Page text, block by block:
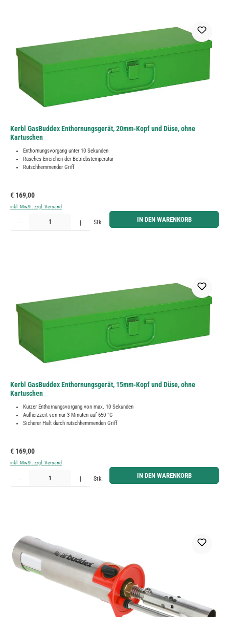
Kerbl GasBuddex Enthornungsgerät, 20mm-Kopf und Düse, ohne
Kartuschen
Enthornungsvorgang unter 10 Sekunden
Rasches Erreichen der Betriebstemperatur
Rutschhemmender Griff
Regulärer Preis:
€ 169,00
inkl. MwSt. zzgl. Versand
Produkt Anzahl: Gib den gewünschten Wert ein oder benutze die Schaltflächen um die Anzahl zu
Stk. IN DEN WARENKORB
Kerbl GasBuddex Enthornungsgerät, 15mm-Kopf und Düse, ohne
Kartuschen
Kurzer Enthornungsvorgang von max. 10 Sekunden
Aufheizzeit von nur 3 Minuten auf 650 °C
Sicherer Halt durch rutschhemmenden Griff
Regulärer Preis:
€ 169,00
inkl. MwSt. zzgl. Versand
Produkt Anzahl: Gib den gewünschten Wert ein oder benutze die Schaltflächen um die Anzahl zu
Stk. IN DEN WARENKORB